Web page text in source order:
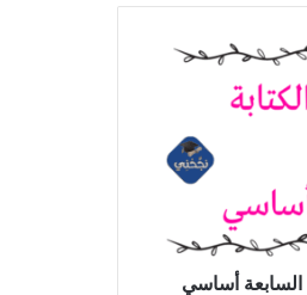
السابعة أساسي